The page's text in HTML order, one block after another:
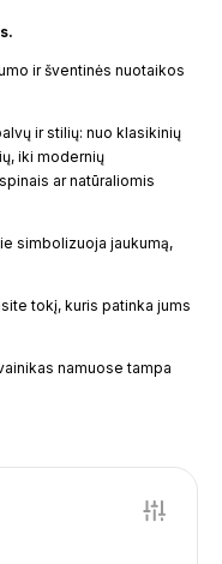
ir šventinės nuotaikos
ir stilių: nuo klasikinių
iki modernių
ar natūraliomis
simbolizuoja jaukumą,
tokį, kuris patinka jums
namuose tampa